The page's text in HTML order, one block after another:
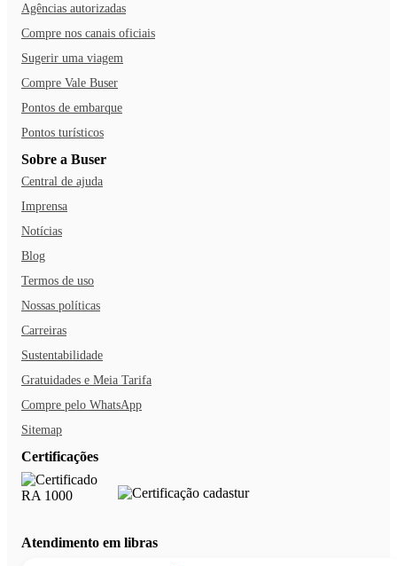
Agências autorizadas
Compre nos canais oficiais
Sugerir uma viagem
Compre Vale Buser
Pontos de embarque
Pontos turísticos
Sobre a Buser
Central de ajuda
Imprensa
Notícias
Blog
Termos de uso
Nossas políticas
Carreiras
Sustentabilidade
Gratuidades e Meia Tarifa
Compre pelo WhatsApp
Sitemap
Certificações
Atendimento em libras